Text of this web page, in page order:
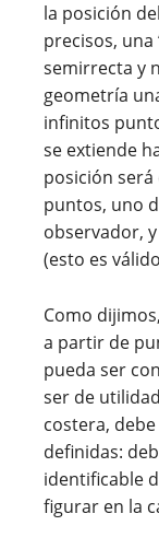
la posición
precisos, una
semirrecta y
geometría
infinitos
se extiende
posición
puntos, uno
observador,
(esto es
Como
a partir de
pueda ser
ser de
costera,
definidas:
identificable
figurar en la